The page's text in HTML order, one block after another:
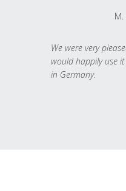
We were very
would happily use
in Germany.